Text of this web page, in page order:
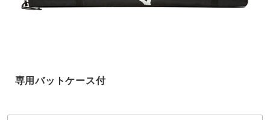
効いたスイングを可能にします。
専用バットケース付